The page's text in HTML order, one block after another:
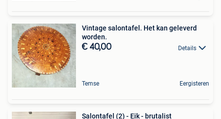
Vintage salontafel. Het kan geleverd
worden.
€ 40,00 Details
Temse Eergisteren
Salontafel (2) - Eik - brutalist